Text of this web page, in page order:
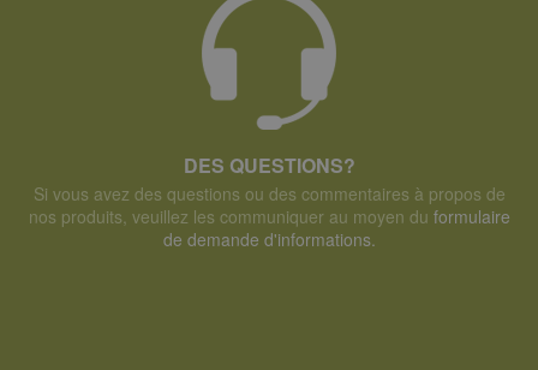
DES QUESTIONS?
Si vous avez des questions ou des commentaires à propos de
nos produits, veuillez les communiquer au moyen du formulaire
de demande d'informations.